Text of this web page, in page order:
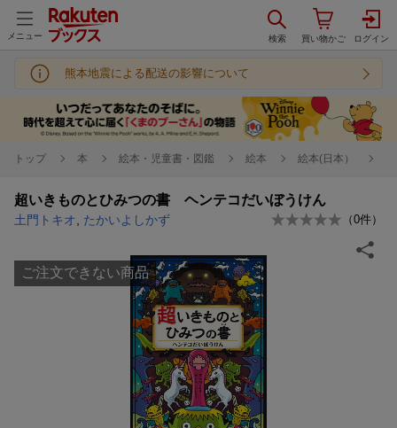
メニュー
熊本地震による配送の影響について
トップ 本 絵本・児童書・図鑑 絵本 絵本(日本）
超いきものとひみつの書 ヘンテコだいぼうけん
土門トキオ たかいよしかず （0件）
ご注文できない商品